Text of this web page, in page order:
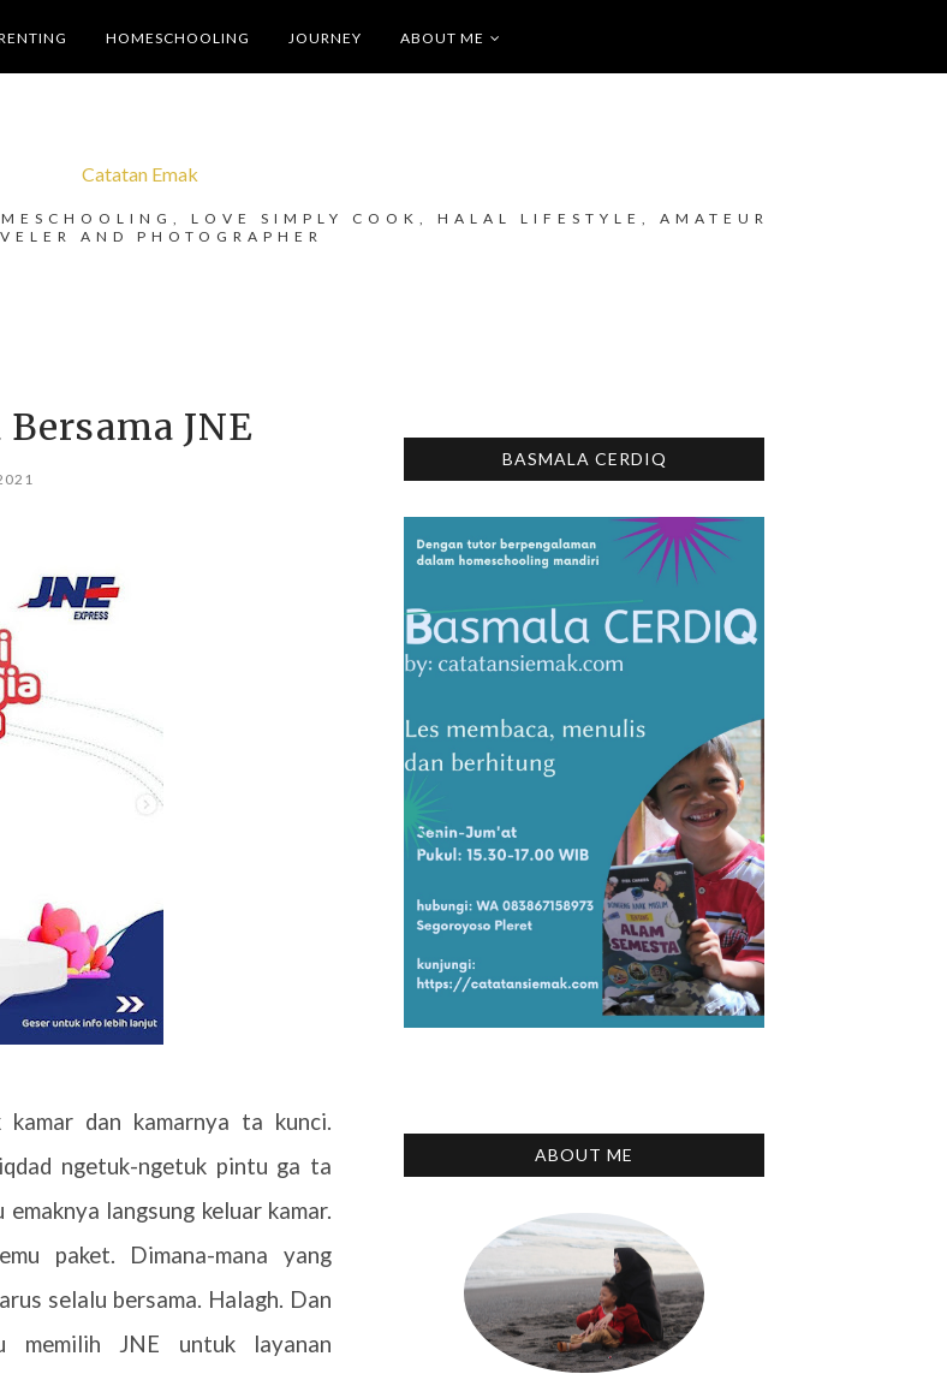
HOMESCHOOLING JOURNEY ABOUT ME
Catatan Emak
LOVE SIMPLY COOK, HALAL LIFESTYLE, AMATEUR
AND PHOTOGRAPHER
JNE
kamar dan kamarnya ta kunci.
ngetuk-ngetuk pintu ga ta
langsung keluar kamar.
paket. Dimana-mana yang
selalu bersama. Halagh. Dan
JNE untuk layanan
BASMALA CERDIQ
ABOUT ME